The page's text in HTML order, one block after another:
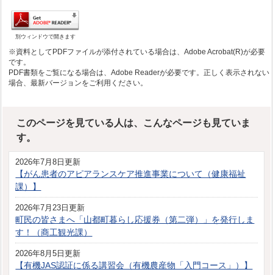
別ウィンドウで開きます
※資料としてPDFファイルが添付されている場合は、Adobe Acrobat(R)が必要
です。
PDF書類をご覧になる場合は、Adobe Readerが必要です。正しく表示されない
場合、最新バージョンをご利用ください。
このページを見ている人は、こんなページも見ていま
す。
2026年7月8日更新
【がん患者のアピアランスケア推進事業について（健康福祉
課）】
2026年7月23日更新
町民の皆さまへ「山都町暮らし応援券（第二弾）」を発行しま
す！（商工観光課）
2026年8月5日更新
【有機JAS認証に係る講習会（有機農産物「入門コース」）】